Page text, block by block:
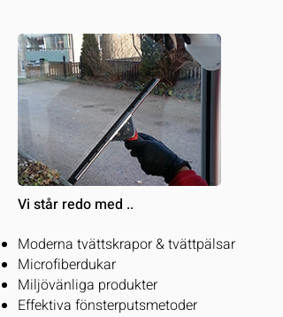
Vi står redo med ..
Moderna tvättskrapor & tvättpälsar
Microfiberdukar
Miljövänliga produkter
Effektiva fönsterputsmetoder